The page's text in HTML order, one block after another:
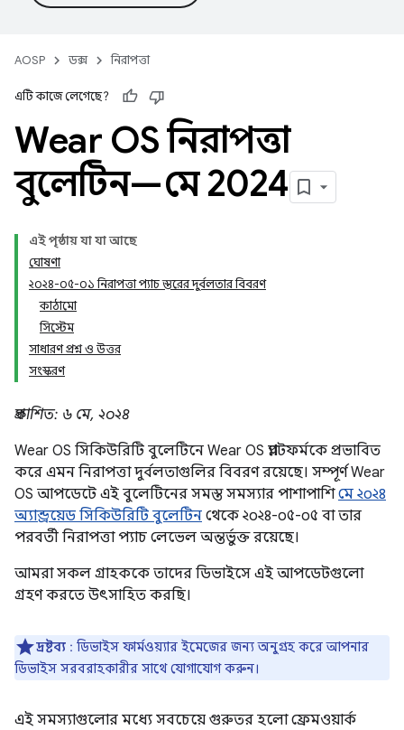
AOSP ডক্স নিরাপত্তা
এটি কাজে লেগেছে?
Wear OS নিরাপত্তা
বুলেটিন—মে 2024
এই পৃষ্ঠায় যা যা আছে
ঘোষণা
২০২৪-০৫-০১ নিরাপত্তা প্যাচ স্তরের দুর্বলতার বিবরণ
কাঠামো
সিস্টেম
সাধারণ প্রশ্ন ও উত্তর
সংস্করণ
প্রকাশিত: ৬ মে, ২০২৪
Wear OS সিকিউরিটি বুলেটিনে Wear OS প্ল্যাটফর্মকে প্রভাবিত
করে এমন নিরাপত্তা দুর্বলতাগুলির বিবরণ রয়েছে। সম্পূর্ণ Wear
OS আপডেটে এই বুলেটিনের সমস্ত সমস্যার পাশাপাশিমে ২০২৪
অ্যান্ড্রয়েড সিকিউরিটি বুলেটিন থেকে ২০২৪-০৫-০৫ বা তার
পরবর্তী নিরাপত্তা প্যাচ লেভেল অন্তর্ভুক্ত রয়েছে।
আমরা সকল গ্রাহককে তাদের ডিভাইসে এই আপডেটগুলো
গ্রহণ করতে উৎসাহিত করছি।
দ্রষ্টব্য : ডিভাইস ফার্মওয়্যার ইমেজের জন্য অনুগ্রহ করে আপনার
ডিভাইস সরবরাহকারীর সাথে যোগাযোগ করুন।
এই সমস্যাগুলোর মধ্যে সবচেয়ে গুরুতর হলো ফ্রেমওয়ার্ক